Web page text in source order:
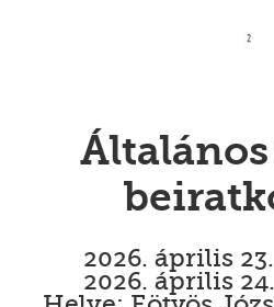
2026. április
2026. április